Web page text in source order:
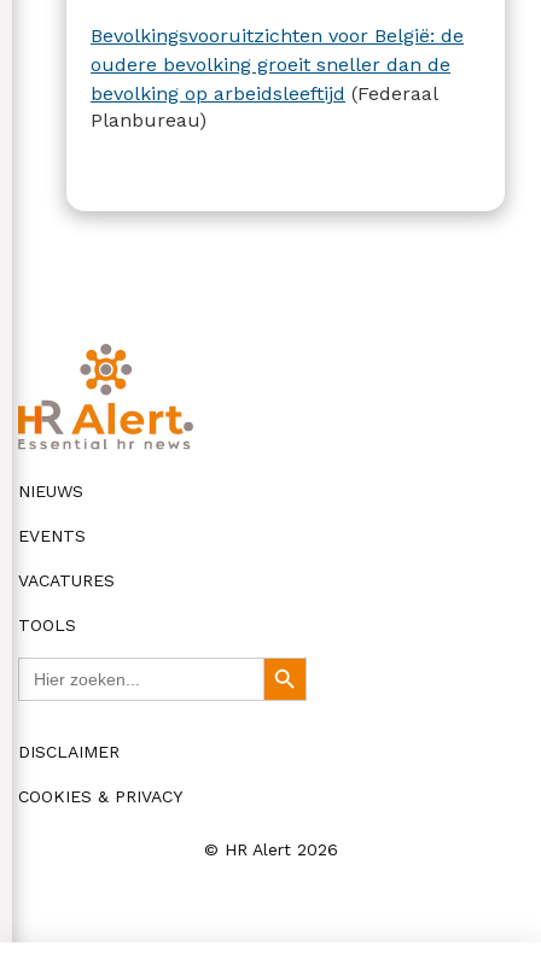
Bevolkingsvooruitzichten voor België: de
oudere bevolking groeit sneller dan de
bevolking op arbeidsleeftijd (Federaal
Planbureau)
NIEUWS
EVENTS
VACATURES
TOOLS
Zoekknop
DISCLAIMER
COOKIES & PRIVACY
© HR Alert 2026